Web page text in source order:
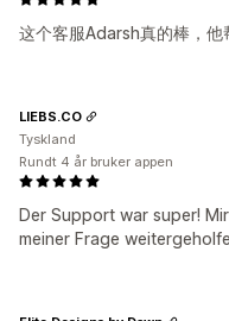
这个客服Adarsh真的棒，
Der Support war super!
meiner Frage
LIEBS.CO
Tyskland
Rundt 4 år bruker appen